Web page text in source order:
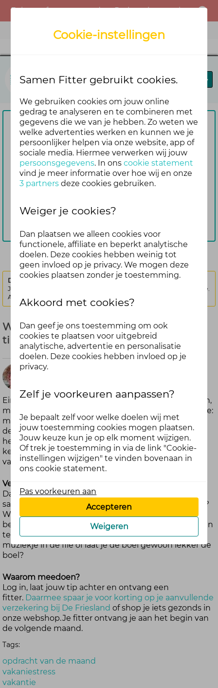
Samen Fitter
Om te reageren vragen we je
eerst om in te loggen
Nog geen account? Maak er dan
gemakkelijk en snel één aan. Dan blijf je
ook automatisch op de hoogte van de
Inloggen
Deze discussie is vergrendeld.
Je kunt geen nieuwe antwoorden meer posten bij deze discussie.
Als je een vraag hebt, kun je een nieuwe discussie starten
Wat is jouw ultieme anti-vakantiestress
tip? - Juli (gesloten)
1
maand
geleden
Eindelijk vakantie! Je hebt er weken naar uitgekeken,
maar op de dag van vertrek slaat het soms ineens toe:
milde paniek. Je staat te zweten bij de incheckbalie,
de kinderen ruziën op de achterbank, of je bent er
heilig van overtuigd dat je paspoort nog op de
keukentafel ligt. Soms is de reis zó stressvol, dat het
vakantiegevoel nog ver te zoeken is.
Vertel ons jouw tip
Daarom worden we deze maand de vakantiestress
samen de baas. Hoe bewaar jij de rust in alle hectiek?
Wat is jouw magische truc om ontspannen op je
bestemming aan te komen? Begin je al een week van
tevoren met inpakken, zweer je bij een rustgevend
muziekje in de file of laat je de boel gewoon lekker de
boel?
Waarom meedoen?
Log in, laat jouw tip achter en ontvang een
fitter. Daarmee spaar je voor korting op je aanvullende
verzekering bij De Friesland of shop je iets gezonds in
onze webshop. Je fitter ontvang je aan het begin van
de volgende maand.
Tags:
opdracht van de maand
vakaniestress
vakantie
Cookie-instellingen
Samen Fitter gebruikt cookies.
We gebruiken cookies om jouw online
gedrag te analyseren en te combineren met
gegevens die we van je hebben. Zo weten we
welke advertenties werken en kunnen we je
persoonlijker helpen via onze website, app of
sociale media. Hiermee verwerken wij jouw
persoonsgegevens. In onscookie statement
vind je meer informatie over hoe wij en onze
3 partners deze cookies gebruiken.
Weiger je cookies?
Dan plaatsen we alleen cookies voor
functionele, affiliate en beperkt analytische
doelen. Deze cookies hebben weinig tot
geen invloed op je privacy. We mogen deze
cookies plaatsen zonder je toestemming.
Akkoord met cookies?
Dan geef je ons toestemming om ook
cookies te plaatsen voor uitgebreid
analytische, advertentie en personalisatie
doelen. Deze cookies hebben invloed op je
privacy.
Zelf je voorkeuren aanpassen?
Je bepaalt zelf voor welke doelen wij met
jouw toestemming cookies mogen plaatsen.
Jouw keuze kun je op elk moment wijzigen.
Of trek je toestemming in via de link "Cookie-
instellingen wijzigen" te vinden bovenaan in
ons cookie statement.
Pas voorkeuren aan
Accepteren
Weigeren
Er is een fout opgetreden. Probeer het opnieuw of neem contact op met de beheerder.